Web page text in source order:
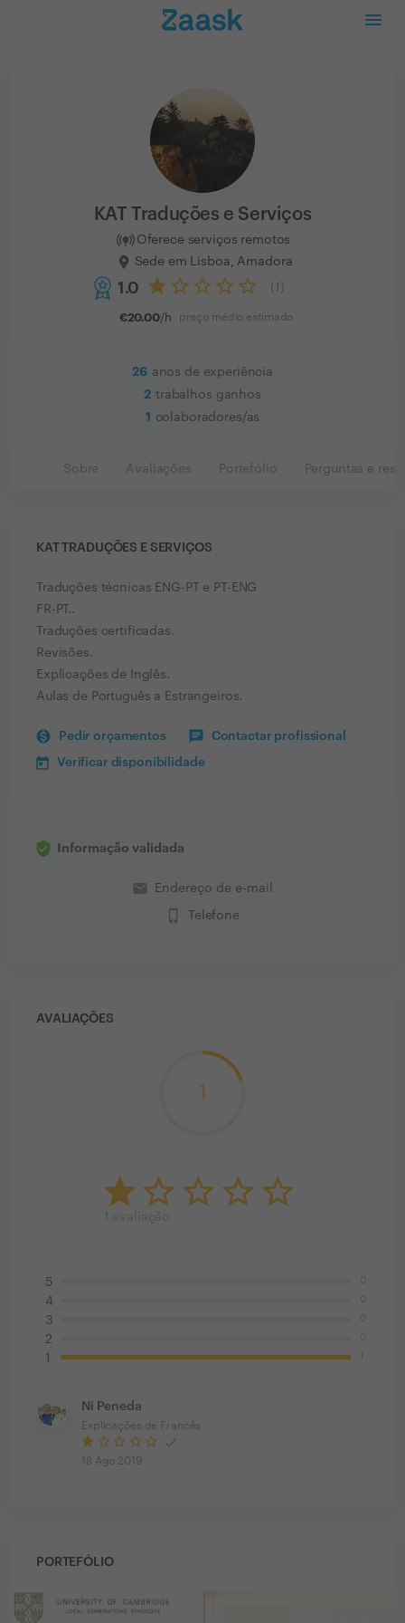
KAT Traduções e Serviços
Oferece serviços remotos
Sede em Lisboa, Amadora
1.0 1
€20.00/h preço médio estimado
26 anos de experiência
2 trabalhos ganhos
1
colaboradores/as
Sobre Avaliações Portefólio Perguntas e
KAT TRADUÇÕES E SERVIÇOS
Traduções técnicas ENG-PT e PT-ENG
FR-PT..
Traduções certificadas.
Revisões.
Explicações de Inglês.
Aulas de Português a Estrangeiros.
Pedir orçamentos Contactar profissional
Verificar disponibilidade
Informação validada
email Endereço de e-mail
phone_iphone Telefone
AVALIAÇÕES
1
5
4
3
2
1
Ni Peneda
Explicações de Francês
18 Ago 2019
PORTEFÓLIO